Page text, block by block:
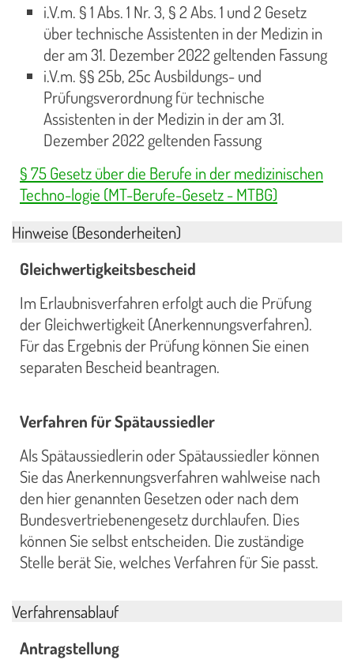
i.V.m. § 1 Abs. 1 Nr. 3, § 2 Abs. 1 und 2 Gesetz
über technische Assistenten in der Medizin in
der am 31. Dezember 2022 geltenden Fassung
i.V.m. §§ 25b, 25c Ausbildungs- und
Prüfungsverordnung für technische
Assistenten in der Medizin in der am 31.
Dezember 2022 geltenden Fassung
§ 75 Gesetz über die Berufe in der medizinischen
Techno-logie (MT-Berufe-Gesetz - MTBG)
Hinweise (Besonderheiten)
Gleichwertigkeitsbescheid
Im Erlaubnisverfahren erfolgt auch die Prüfung
der Gleichwertigkeit (Anerkennungsverfahren).
Für das Ergebnis der Prüfung können Sie einen
separaten Bescheid beantragen.
Verfahren für Spätaussiedler
Als Spätaussiedlerin oder Spätaussiedler können
Sie das Anerkennungsverfahren wahlweise nach
den hier genannten Gesetzen oder nach dem
Bundesvertriebenengesetz durchlaufen. Dies
können Sie selbst entscheiden. Die zuständige
Stelle berät Sie, welches Verfahren für Sie passt.
Verfahrensablauf
Antragstellung